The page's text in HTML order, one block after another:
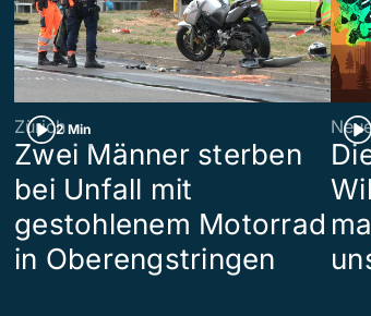
2 Min
Zürich
Zwei Männer sterben
bei Unfall mit
gestohlenem Motorrad
in Oberengstringen